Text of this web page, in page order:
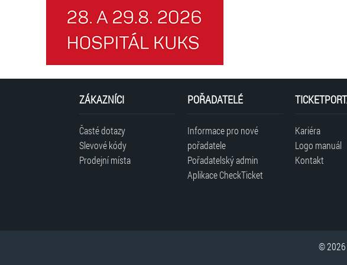
ZÁKAZNÍCI
Časté dotazy
Slevové kódy
Prodejní místa
POŘADATELÉ
Informace pro nové
pořadatele
Pořadatelský admin
Aplikace CheckTicket
Kariéra
Logo manuál
Kontakt
© 2026